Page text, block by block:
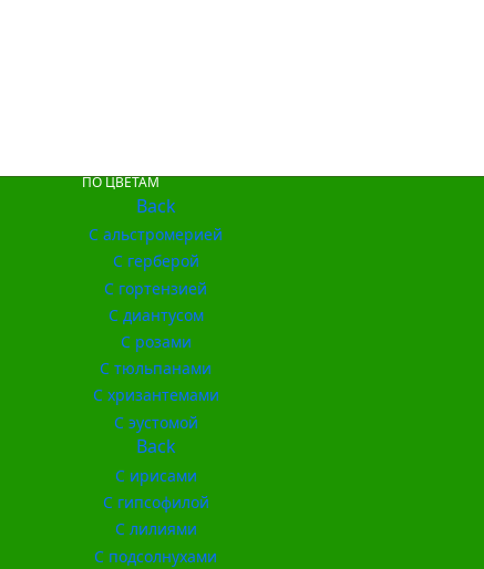
ПО ЦВЕТАМ
Back
С альстромерией
С герберой
С гортензией
С диантусом
С розами
С тюльпанами
С хризантемами
С эустомой
Back
С ирисами
С гипсофилой
С лилиями
С подсолнухами